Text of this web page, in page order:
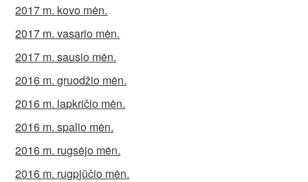
2017 m. kovo mėn.
2017 m. vasario mėn.
2017 m. sausio mėn.
2016 m. gruodžio mėn.
2016 m. lapkričio mėn.
2016 m. spalio mėn.
2016 m. rugsėjo mėn.
2016 m. rugpjūčio mėn.